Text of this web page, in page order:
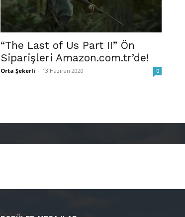
“The Last of Us Part II” Ön
Siparişleri Amazon.com.tr’de!
Orta Şekerli - 13 Haziran 2020 0